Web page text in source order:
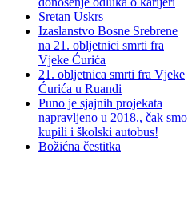
Sretan Uskrs
Izaslanstvo Bosne Srebrene
na 21. obljetnici smrti fra
Vjeke Ćurića
21. obljetnica smrti fra Vjeke
Ćurića u Ruandi
Puno je sjajnih projekata
napravljeno u 2018., čak smo
kupili i školski autobus!
Božićna čestitka